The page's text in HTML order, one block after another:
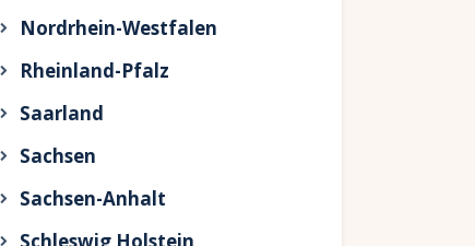
Nordrhein-Westfalen
Rheinland-Pfalz
Saarland
Sachsen
Sachsen-Anhalt